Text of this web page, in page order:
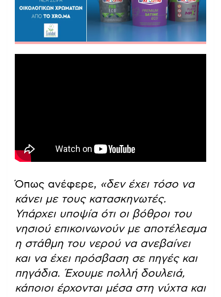
Όπως ανέφερε, «δεν έχει τόσο να
κάνει με τους κατασκηνωτές.
Υπάρχει υποψία ότι οι βόθροι του
νησιού επικοινωνούν με αποτέλεσμα
η στάθμη του νερού να ανεβαίνει
και να έχει πρόσβαση σε πηγές και
πηγάδια. Έχουμε πολλή δουλειά,
κάποιοι έρχονται μέσα στη νύχτα και